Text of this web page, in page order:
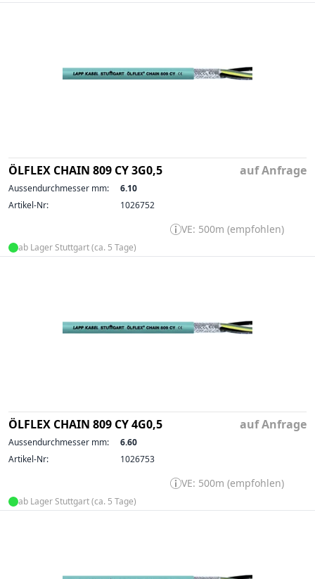
ÖLFLEX CHAIN 809 CY 3G0,5 auf Anfrage
Aussendurchmesser mm:
6.10
Artikel-Nr:
1026752
VE: 500m (empfohlen)
ab Lager Stuttgart (ca. 5 Tage)
ÖLFLEX CHAIN 809 CY 4G0,5 auf Anfrage
Aussendurchmesser mm:
6.60
Artikel-Nr:
1026753
VE: 500m (empfohlen)
ab Lager Stuttgart (ca. 5 Tage)